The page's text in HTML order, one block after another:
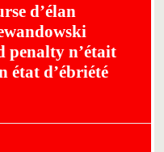
d’élan
penalty n’était
état d’ébriété